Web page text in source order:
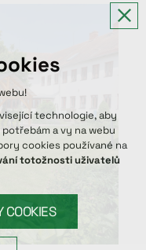
technologie, aby
a vy na webu
cookies používané na
totožnosti uživatelů
COOKIES